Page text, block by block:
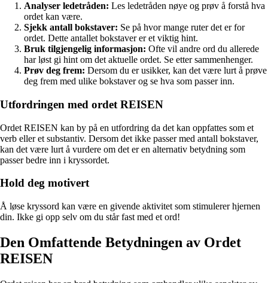
Analyser ledetråden: Les ledetråden nøye og prøv å forstå hva
ordet kan være.
Sjekk antall bokstaver: Se på hvor mange ruter det er for
ordet. Dette antallet bokstaver er et viktig hint.
Bruk tilgjengelig informasjon: Ofte vil andre ord du allerede
har løst gi hint om det aktuelle ordet. Se etter sammenhenger.
Prøv deg frem: Dersom du er usikker, kan det være lurt å prøve
deg frem med ulike bokstaver og se hva som passer inn.
Utfordringen med ordet REISEN
Ordet REISEN kan by på en utfordring da det kan oppfattes som et
verb eller et substantiv. Dersom det ikke passer med antall bokstaver,
kan det være lurt å vurdere om det er en alternativ betydning som
passer bedre inn i kryssordet.
Hold deg motivert
Å løse kryssord kan være en givende aktivitet som stimulerer hjernen
din. Ikke gi opp selv om du står fast med et ord!
Den Omfattende Betydningen av Ordet
REISEN